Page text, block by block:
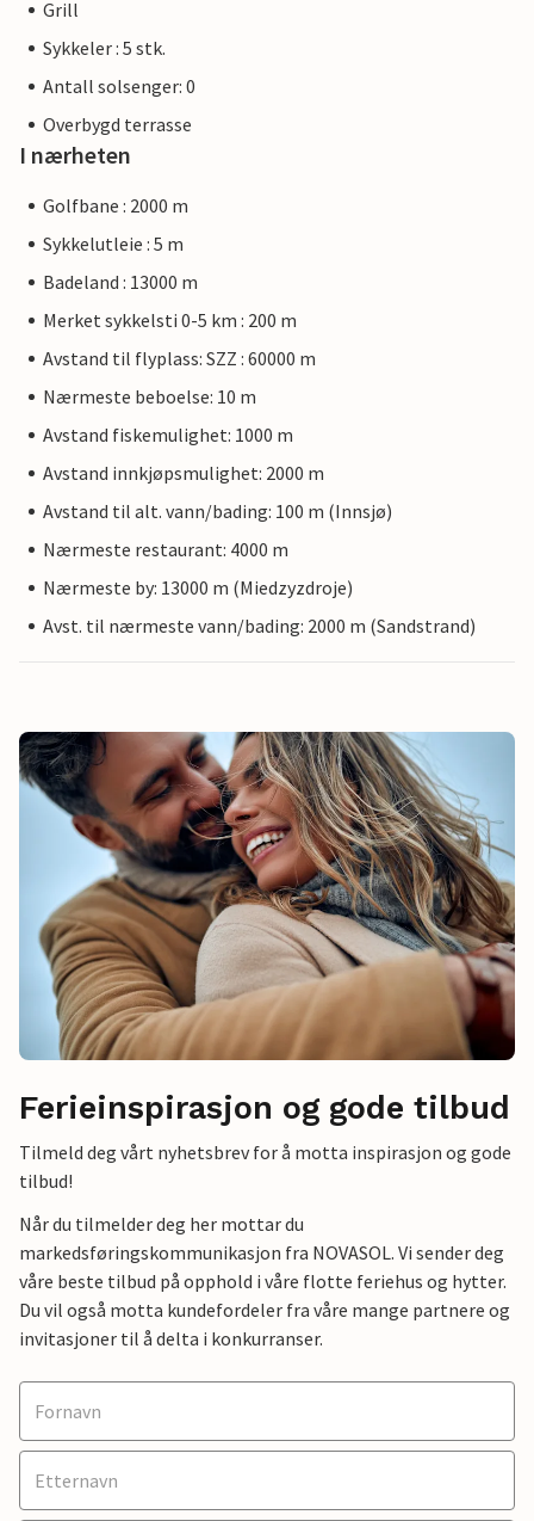
Grill
Sykkeler : 5 stk.
Antall solsenger: 0
Overbygd terrasse
I nærheten
Golfbane : 2000 m
Sykkelutleie : 5 m
Badeland : 13000 m
Merket sykkelsti 0-5 km : 200 m
Avstand til flyplass: SZZ : 60000 m
Nærmeste beboelse: 10 m
Avstand fiskemulighet: 1000 m
Avstand innkjøpsmulighet: 2000 m
Avstand til alt. vann/bading: 100 m (Innsjø)
Nærmeste restaurant: 4000 m
Nærmeste by: 13000 m (Miedzyzdroje)
Avst. til nærmeste vann/bading: 2000 m (Sandstrand)
Ferieinspirasjon og gode tilbud
Tilmeld deg vårt nyhetsbrev for å motta inspirasjon og gode
tilbud!
Når du tilmelder deg her mottar du
markedsføringskommunikasjon fra NOVASOL. Vi sender deg
våre beste tilbud på opphold i våre flotte feriehus og hytter.
Du vil også motta kundefordeler fra våre mange partnere og
invitasjoner til å delta i konkurranser.